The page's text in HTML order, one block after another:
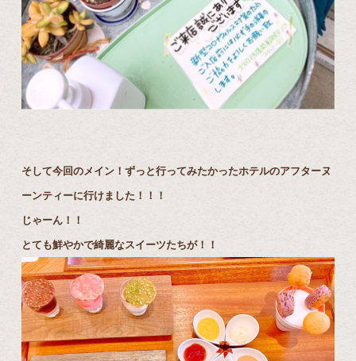
そして今回のメイン！ずっと行ってみたかったホテルのアフターヌ
ーンティーに行けました！！！
じゃーん！！
とても鮮やかで綺麗なスイーツたちが！！